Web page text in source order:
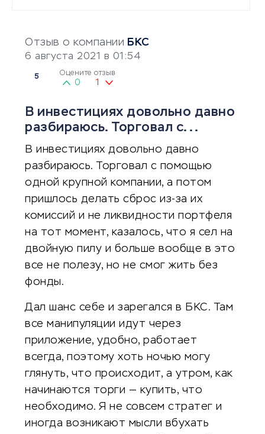
Отзыв о компании БКС
6 августа 2021 в 01:54
5 Оцените отзыв
0 1
В инвестициях довольно давно
разбираюсь. Торговал с...
В инвестициях довольно давно
разбираюсь. Торговал с помощью
одной крупной компании, а потом
пришлось делать сброс из-за их
комиссий и не ликвидности портфеля
на тот момент, казалось, что я сел на
двойную пилу и больше вообще в это
все не полезу, но не смог жить без
фонды.
Дал шанс себе и зарегался в БКС. Там
все манипуляции идут через
приложение, удобно, работает
всегда, поэтому хоть ночью могу
глянуть, что происходит, а утром, как
начинаются торги — купить, что
необходимо. Я не совсем стратег и
иногда возникают мысли вбухать